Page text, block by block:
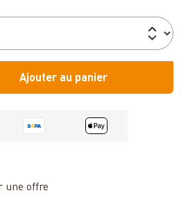
Ajouter au panier
une offre